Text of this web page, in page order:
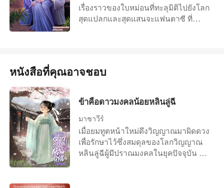
สาเหตุก็ไม่มีอะไรมากแค่พ่อหน้าตาหล่อ
เหลาและเป็นที่ถูกใจของลูกสาวหัวหน้า
ชีวิตใหม่ในเมืองหลวง โดยทิ้งคนข้าง
มหาวิทยาลัย แม่ก็ล้มป่วยและจากเขาไป
ในที่สุด สาเหตุที่หลินตงหยางเสียชีวิต
เพราะทำงานหนัก อาชีพโปรแกรมเมอร์
ตัวเล็กๆ อย่างเขา ต้องพยายามทำงาน
ให้ได้ตามที่หัวหน้าสั่งมา ในที่สุดเขาก็
พัฒนาเกมกำลังภายในของบริษัทได้
เรื่องราวของใบหม่อนที่ทะลุมิติไปยังโลก
สุดแปลกและสุดแสนจะแฟนตาซี ที่
สาวโสดอย่างเธอจะทำยังไงดี คลอดลูก
ครอบครัวนี้กลับยากจนข้นแค้น นี่ไม่ใช่
ว่าพระเจ้ากลั่นแกล้งเธอเหรอ เธอไปทำ
อะไรให้พระเจ้าโกรธเคืองกัน
หนังสือที่คุณอาจชอบ
ข้าคือดาวมงคลน้อยหลินลู่ฉี
มาชาวีร์
เมื่อยมทูตหน้าใหม่ดึงวิญญาณมาผิดดวง
เพื่อรักษาไว้ซึ่งสมดุลของโลกวิญญาณ
หลินลู่ฉีผู้มีปราณมงคลในยุคปัจจุบัน จึง